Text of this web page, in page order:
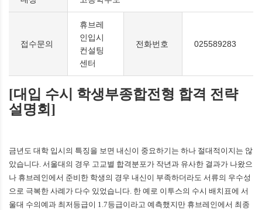
접수문의
휴브레
인입시
컨설팅
센터
전화번호 025589283
[대입 수시 학생부종합전형 합격 전략
설명회]
금년도 대학 입시의 특징을 보면 내신이 중요하기는 하나 절대적이지는 않
았습니다. 서울대의 경우 고교별 합격분포가 작년과 유사한 결과가 나왔으
나 휴브레인에서 준비한 학생의 경우 내신이 부족하더라도 서류의 우수성
으로 극복한 사례가 다수 있었습니다. 한 예로 이투스의 수시 배치표에 서
울대 수의예과 최저등급이 1.7등급이라고 예측했지만 휴브레인에서 최종